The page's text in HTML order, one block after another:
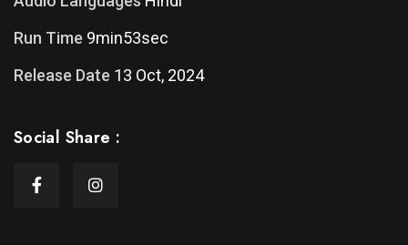
Run Time 9min53sec
Release Date 13 Oct, 2024
Social Share :